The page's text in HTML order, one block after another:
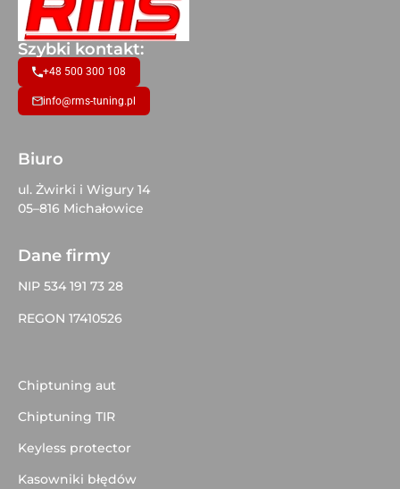
Szybki kontakt:
+48 500 300 108
info@rms-tuning.pl
Biuro
ul. Żwirki i Wigury 14
05–816 Michałowice
Dane firmy
NIP 534 191 73 28
REGON 17410526
Chiptuning aut
Chiptuning TIR
Keyless protector
Kasowniki błędów